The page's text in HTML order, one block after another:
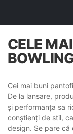
CELE
Cei mai buni
De la lansare,
și performanța sa
conștienți de stil,
design. Se pare că